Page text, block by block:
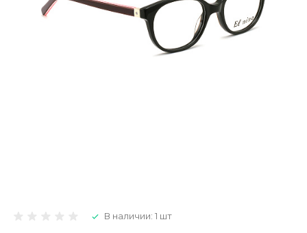
В наличии: 1 шт